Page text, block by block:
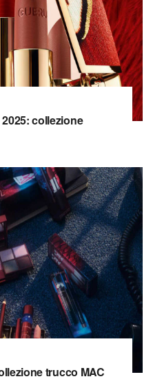
collezione
trucco MAC